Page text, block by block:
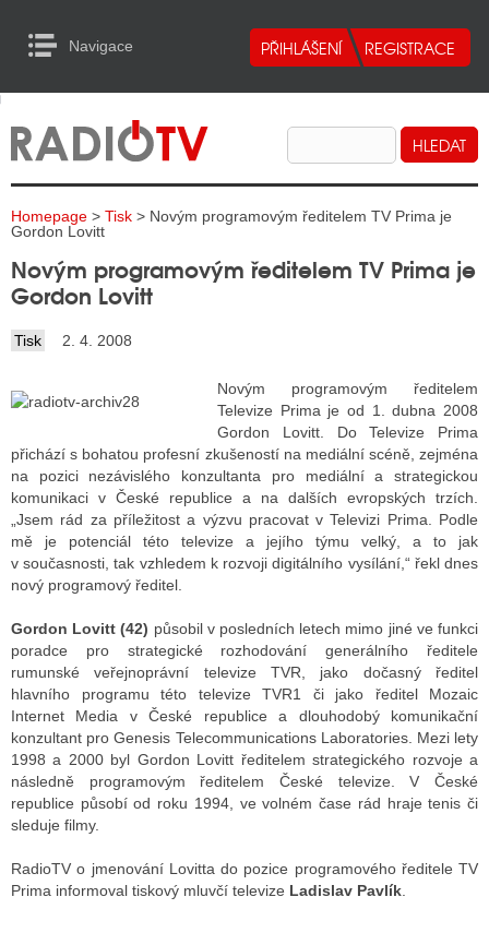
Navigace
RADIA
TELEVIZE
INTERNET
TISK
RADIA
VYSÍLAČE
TELEVIZE
VYSÍLAČE
INTERNET
RÁDIA
STRÁNKY RÁDIÍ
to Content
Homepage > Tisk > Novým programovým ředitelem TV Prima je
Gordon Lovitt
Novým programovým ředitelem TV Prima je
Gordon Lovitt
Tisk 2. 4. 2008
Novým programovým ředitelem
Televize Prima je od 1. dubna 2008
Gordon Lovitt. Do Televize Prima
přichází s bohatou profesní zkušeností na mediální scéně, zejména
na pozici nezávislého konzultanta pro mediální a strategickou
komunikaci v České republice a na dalších evropských trzích.
„Jsem rád za příležitost a výzvu pracovat v Televizi Prima. Podle
mě je potenciál této televize a jejího týmu velký, a to jak
v současnosti, tak vzhledem k rozvoji digitálního vysílání,“ řekl dnes
nový programový ředitel.
Gordon Lovitt (42) působil v posledních letech mimo jiné ve funkci
poradce pro strategické rozhodování generálního ředitele
rumunské veřejnoprávní televize TVR, jako dočasný ředitel
hlavního programu této televize TVR1 či jako ředitel Mozaic
Internet Media v České republice a dlouhodobý komunikační
konzultant pro Genesis Telecommunications Laboratories. Mezi lety
1998 a 2000 byl Gordon Lovitt ředitelem strategického rozvoje a
následně programovým ředitelem České televize. V České
republice působí od roku 1994, ve volném čase rád hraje tenis či
sleduje filmy.
RadioTV o jmenování Lovitta do pozice programového ředitele TV
Prima informoval tiskový mluvčí televize Ladislav Pavlík